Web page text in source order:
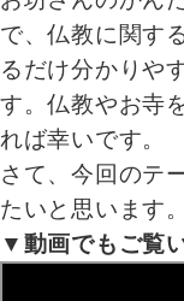
で、仏教に関す
るだけ分かりや
す。仏教やお寺
れば幸いです。
さて、今回のテ
たいと思います。
▼動画でもご覧